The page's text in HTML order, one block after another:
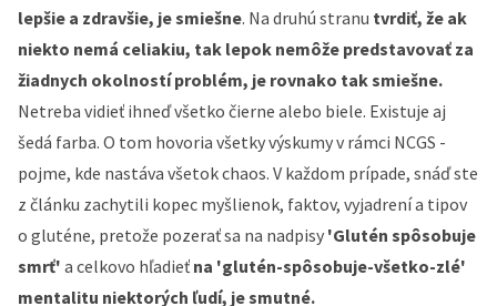
lepšie a zdravšie, je smiešne. Na druhú stranu tvrdiť, že ak
niekto nemá celiakiu, tak lepok nemôže predstavovať za
žiadnych okolností problém, je rovnako tak smiešne.
Netreba vidieť ihneď všetko čierne alebo biele. Existuje aj
šedá farba. O tom hovoria všetky výskumy v rámci NCGS -
pojme, kde nastáva všetok chaos. V každom prípade, snáď ste
z článku zachytili kopec myšlienok, faktov, vyjadrení a tipov
o gluténe, pretože pozerať sa na nadpisy 'Glutén spôsobuje
smrť' a celkovo hľadieť na 'glutén-spôsobuje-všetko-zlé'
mentalitu niektorých ľudí, je smutné.